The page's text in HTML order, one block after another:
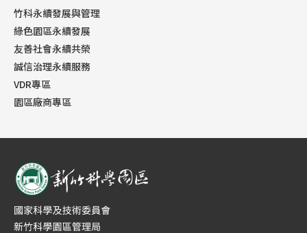
竹科永續發展與管理
綠色園區永續發展
友善社會永續共榮
誠信治理永續服務
VDR專區
園區廠商專區